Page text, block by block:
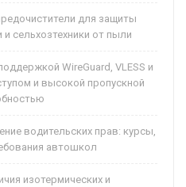
для защиты
и сельхозтехники от пыли
WireGuard, VLESS и
и высокой пропускной
водительских прав: курсы,
автошкол
изотермических и